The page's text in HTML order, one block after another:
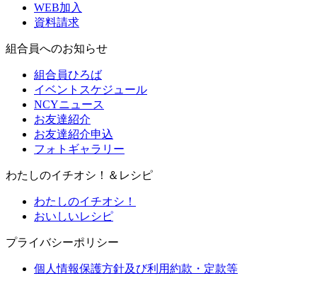
WEB加入
資料請求
組合員へのお知らせ
組合員ひろば
イベントスケジュール
NCYニュース
お友達紹介
お友達紹介申込
フォトギャラリー
わたしのイチオシ！＆レシピ
わたしのイチオシ！
おいしいレシピ
プライバシーポリシー
個人情報保護方針及び利用約款・定款等